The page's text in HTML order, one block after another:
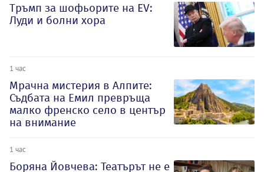
Тръмп за шофьорите на EV:
Луди и болни хора
1 час
Мрачна мистерия в Алпите:
Съдбата на Емил превръща
малко френско село в център
на внимание
1 час
Боряна Йовчева: Театърът не е